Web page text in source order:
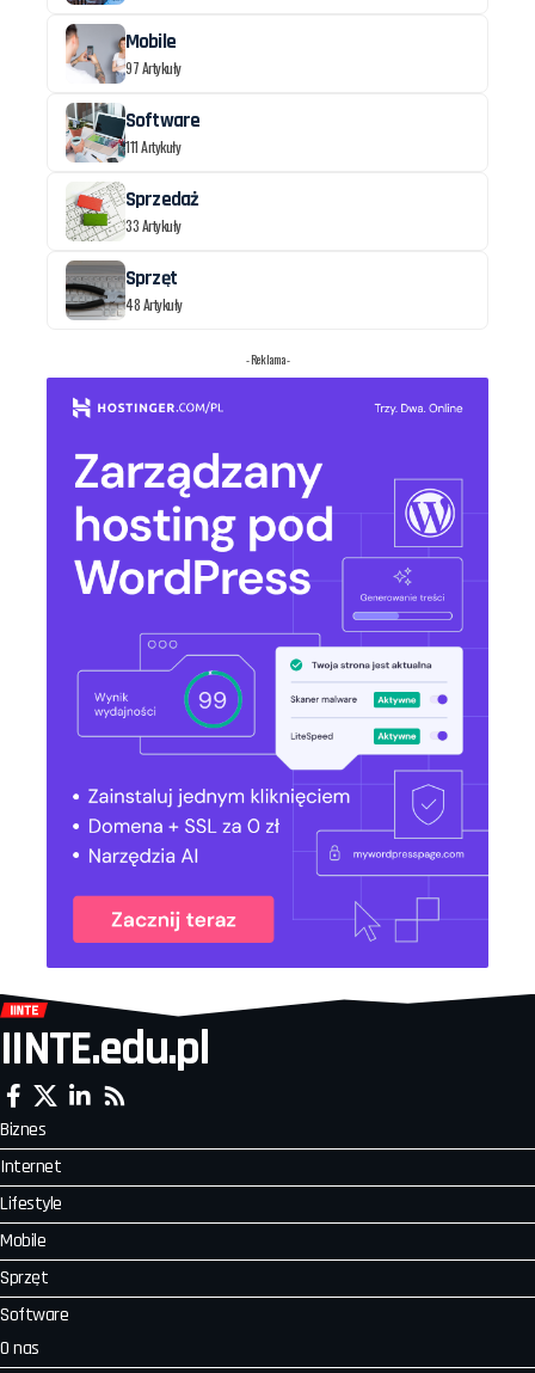
Mobile
97 Artykuły
Software
111 Artykuły
Sprzedaż
33 Artykuły
Sprzęt
48 Artykuły
- Reklama -
IINTE.edu.pl
Biznes
Internet
Lifestyle
Mobile
Sprzęt
Software
O nas